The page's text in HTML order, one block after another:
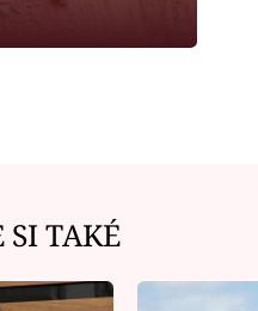
SI TAKÉ